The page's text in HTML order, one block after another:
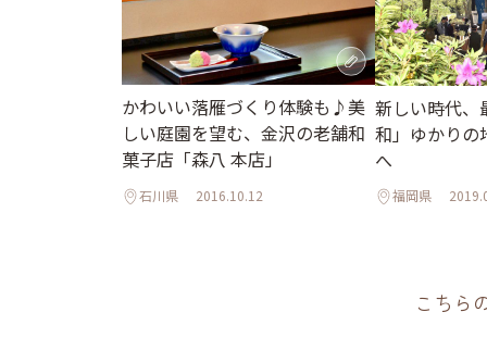
かわいい落雁づくり体験も♪美
しい庭園を望む、金沢の老舗和
菓子店「森八 本店」
石川県 2016.10.12
新しい時代、
和」ゆかりの
へ
福岡県
こちら